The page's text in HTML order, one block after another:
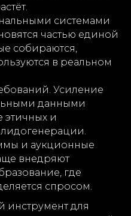
системами
частью единой
собираются,
в реальном
Усиление
данными
этичных и
и аукционные
внедряют
где
спросом.
для